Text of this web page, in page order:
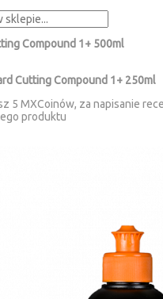
Compound 1+ 500ml
Cutting Compound 1+ 250ml
5 MXCoinów, za napisanie
produktu